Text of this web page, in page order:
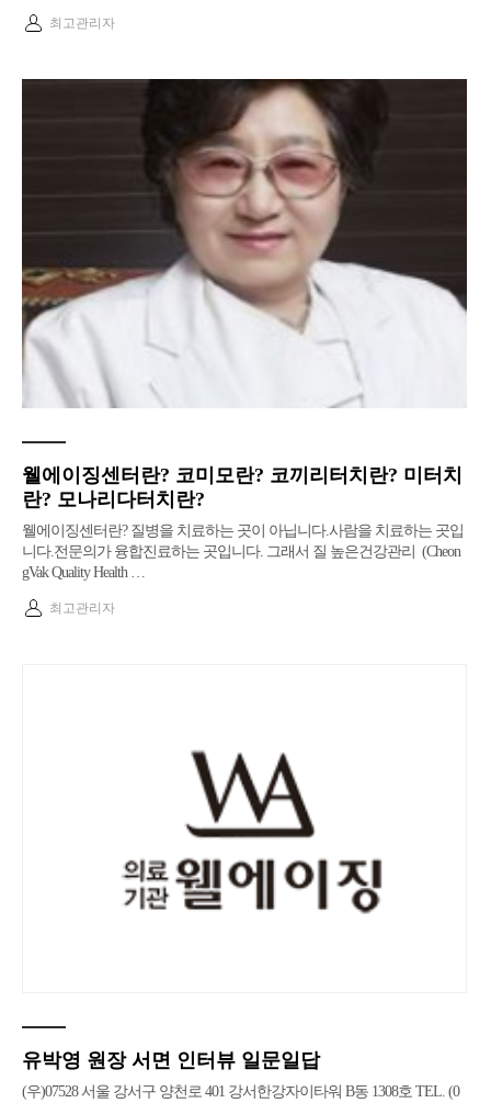
최고관리자
웰에이징센터란? 코미모란? 코끼리터치란? 미터치
란? 모나리다터치란?
​​웰에이징센터란? 질병을 치료하는 곳이 아닙니다.사람을 치료하는 곳입
니다.전문의가 융합진료하는 곳입니다. 그래서 질 높은건강관리 (Cheon
gVak Quality Health …
최고관리자
유박영 원장 서면 인터뷰 일문일답
(우)07528 서울 강서구 양천로 401 강서한강자이타워 B동 1308호 TEL. (0